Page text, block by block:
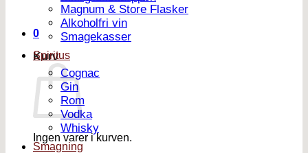
0
Kurv
Ingen varer i kurven.
Magnum & Store Flasker
Alkoholfri vin
Smagekasser
Spiritus
Cognac
Gin
Rom
Vodka
Whisky
Smagning